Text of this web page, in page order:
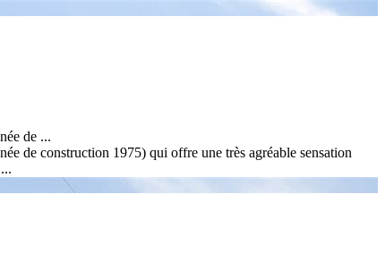
de ...
construction 1975) qui offre une très agréable sensation